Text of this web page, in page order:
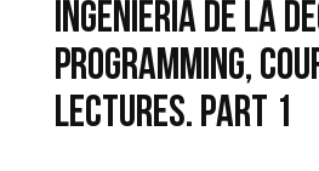
INGENIERIA DE LA
PROGRAMMING,
LECTURES. PART 1